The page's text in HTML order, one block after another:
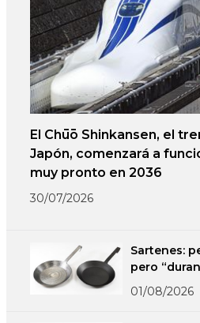
El Chūō Shinkansen, el
Japón, comenzará a
muy pronto en 2036
30/07/2026
Sartenes:
pero
01/08/2026